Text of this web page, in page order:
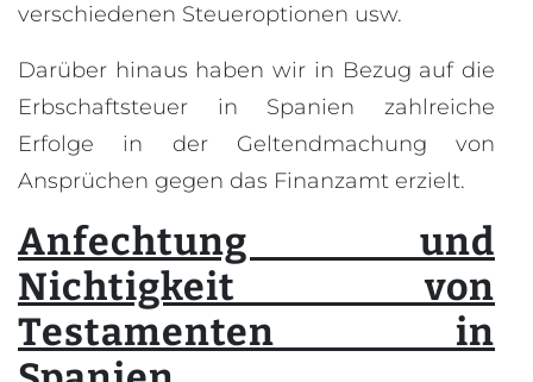
verschiedenen Steueroptionen usw.
Darüber hinaus haben wir in Bezug auf die
Erbschaftsteuer in Spanien zahlreiche
Erfolge in der Geltendmachung von
Ansprüchen gegen das Finanzamt erzielt.
Anfechtung und
Nichtigkeit von
Testamenten in